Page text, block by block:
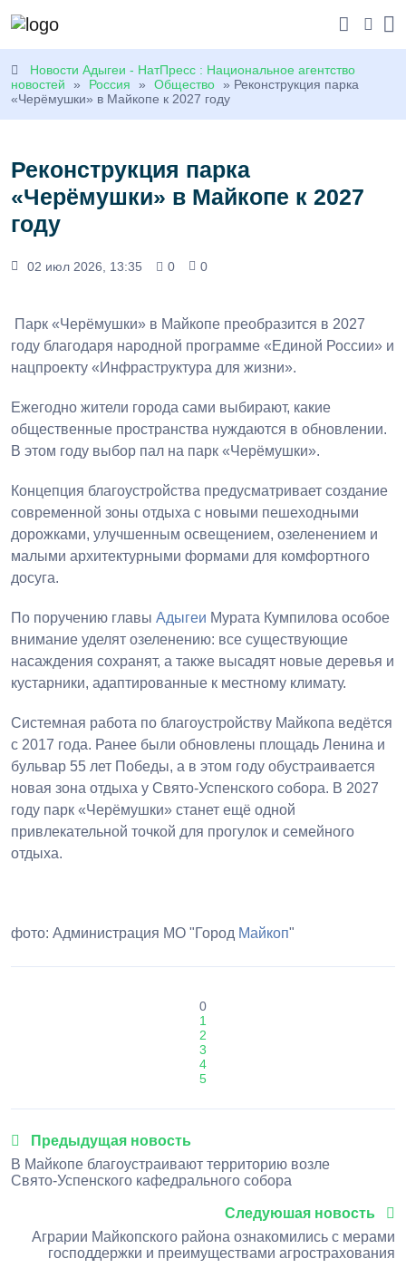
Новости Адыгеи - НатПресс : Национальное агентство
новостей
» Россия » Общество » Реконструкция парка
«Черёмушки» в Майкопе к 2027 году
Реконструкция парка
«Черёмушки» в Майкопе к 2027
году
02 июл 2026, 13:35 0 0
Парк «Черёмушки» в Майкопе преобразится в 2027
году благодаря народной программе «Единой России» и
нацпроекту «Инфраструктура для жизни».
Ежегодно жители города сами выбирают, какие
общественные пространства нуждаются в обновлении.
В этом году выбор пал на парк «Черёмушки».
Концепция благоустройства предусматривает создание
современной зоны отдыха с новыми пешеходными
дорожками, улучшенным освещением, озеленением и
малыми архитектурными формами для комфортного
досуга.
По поручению главы Адыгеи Мурата Кумпилова особое
внимание уделят озеленению: все существующие
насаждения сохранят, а также высадят новые деревья и
кустарники, адаптированные к местному климату.
Системная работа по благоустройству Майкопа ведётся
с 2017 года. Ранее были обновлены площадь Ленина и
бульвар 55 лет Победы, а в этом году обустраивается
новая зона отдыха у Свято-Успенского собора. В 2027
году парк «Черёмушки» станет ещё одной
привлекательной точкой для прогулок и семейного
отдыха.
фото: Администрация МО "Город Майкоп"
0
1
2
3
4
5
Предыдущая новость
В Майкопе благоустраивают территорию возле
Свято-Успенского кафедрального собора
Следуюшая новость
Аграрии Майкопского района ознакомились с мерами
господдержки и преимуществами агрострахования